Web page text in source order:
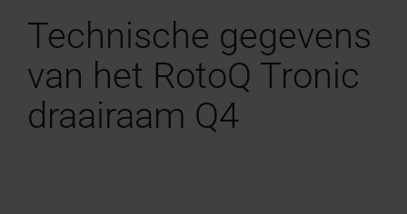
Technische gegevens
van het RotoQ Tronic
draairaam Q4